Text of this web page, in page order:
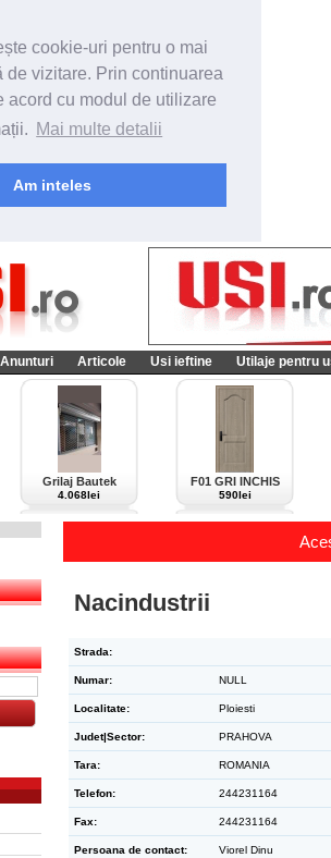
cookie-uri pentru o mai
de vizitare. Prin continuarea
acord cu modul de utilizare
Mai multe detalii
Am inteles
Anunturi Articole Usi ieftine Utilaje pentru
Grilaj Bautek
4.068lei
F01 GRI INCHIS
590lei
Nacindustrii
Strada:
Numar: NULL
Localitate: Ploiesti
Judet|Sector: PRAHOVA
Tara: ROMANIA
Telefon: 244231164
Fax: 244231164
Persoana de contact: Viorel Dinu